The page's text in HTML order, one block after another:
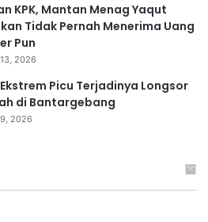
KPK, Mantan Menag Yaqut
Tidak Pernah Menerima Uang
Pun
2026
Picu Terjadinya Longsor
di Bantargebang
2026